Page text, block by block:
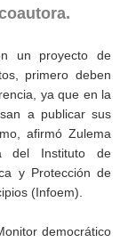
un proyecto de
primero deben
ya que en la
a publicar sus
afirmó Zulema
del Instituto de
y Protección de
(Infoem).
democrático